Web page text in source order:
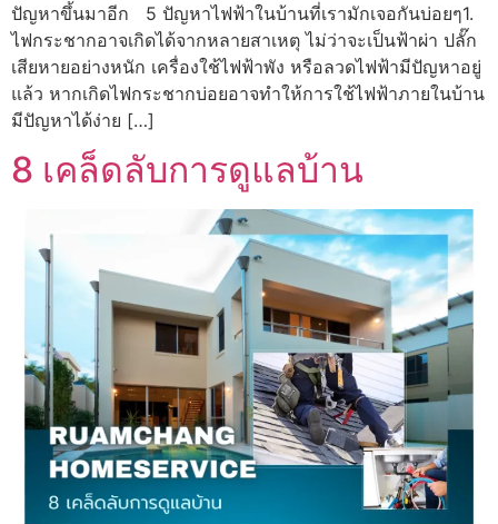
ปัญหาขึ้นมาอีก 5 ปัญหาไฟฟ้าในบ้านที่เรามักเจอกันบ่อยๆ1.
ไฟกระชากอาจเกิดได้จากหลายสาเหตุ ไม่ว่าจะเป็นฟ้าผ่า ปลั๊ก
เสียหายอย่างหนัก เครื่องใช้ไฟฟ้าพัง หรือลวดไฟฟ้ามีปัญหาอยู่
แล้ว หากเกิดไฟกระชากบ่อยอาจทำให้การใช้ไฟฟ้าภายในบ้าน
มีปัญหาได้ง่าย […]
8 เคล็ดลับการดูแลบ้าน